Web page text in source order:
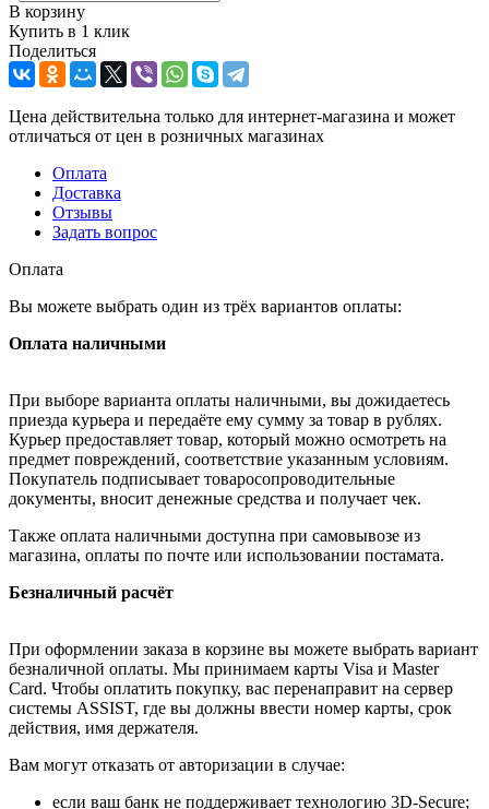
В корзину
Купить в 1 клик
Поделиться
Цена действительна только для интернет-магазина и может
отличаться от цен в розничных магазинах
Оплата
Доставка
Отзывы
Задать вопрос
Оплата
Вы можете выбрать один из трёх вариантов оплаты:
Оплата наличными
При выборе варианта оплаты наличными, вы дожидаетесь
приезда курьера и передаёте ему сумму за товар в рублях.
Курьер предоставляет товар, который можно осмотреть на
предмет повреждений, соответствие указанным условиям.
Покупатель подписывает товаросопроводительные
документы, вносит денежные средства и получает чек.
Также оплата наличными доступна при самовывозе из
магазина, оплаты по почте или использовании постамата.
Безналичный расчёт
При оформлении заказа в корзине вы можете выбрать вариант
безналичной оплаты. Мы принимаем карты Visa и Master
Card. Чтобы оплатить покупку, вас перенаправит на сервер
системы ASSIST, где вы должны ввести номер карты, срок
действия, имя держателя.
Вам могут отказать от авторизации в случае:
если ваш банк не поддерживает технологию 3D-Secure;